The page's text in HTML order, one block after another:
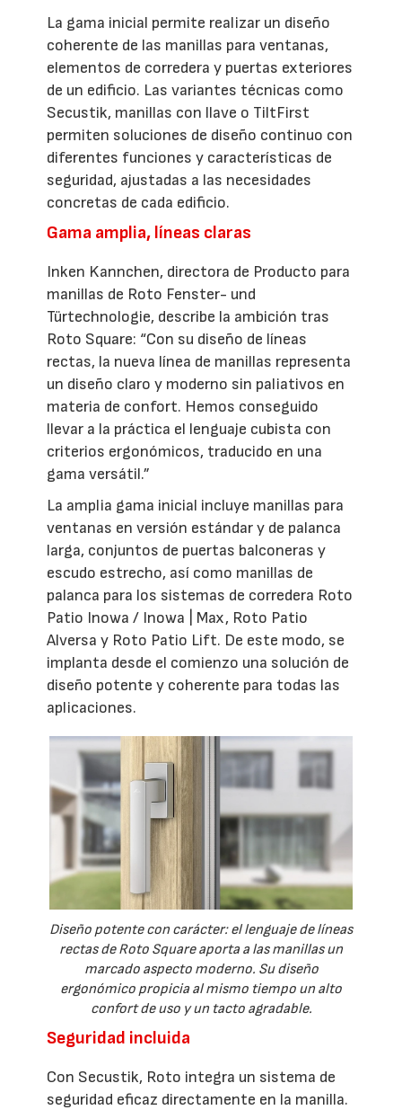
La gama inicial permite realizar un diseño
coherente de las manillas para ventanas,
elementos de corredera y puertas exteriores
de un edificio. Las variantes técnicas como
Secustik, manillas con llave o TiltFirst
permiten soluciones de diseño continuo con
diferentes funciones y características de
seguridad, ajustadas a las necesidades
concretas de cada edificio.
Gama amplia, líneas claras
Inken Kannchen, directora de Producto para
manillas de Roto Fenster- und
Türtechnologie, describe la ambición tras
Roto Square: “Con su diseño de líneas
rectas, la nueva línea de manillas representa
un diseño claro y moderno sin paliativos en
materia de confort. Hemos conseguido
llevar a la práctica el lenguaje cubista con
criterios ergonómicos, traducido en una
gama versátil.”
La amplia gama inicial incluye manillas para
ventanas en versión estándar y de palanca
larga, conjuntos de puertas balconeras y
escudo estrecho, así como manillas de
palanca para los sistemas de corredera Roto
Patio Inowa / Inowa | Max, Roto Patio
Alversa y Roto Patio Lift. De este modo, se
implanta desde el comienzo una solución de
diseño potente y coherente para todas las
aplicaciones.
Diseño potente con carácter: el lenguaje de líneas
rectas de Roto Square aporta a las manillas un
marcado aspecto moderno. Su diseño
ergonómico propicia al mismo tiempo un alto
confort de uso y un tacto agradable.
Seguridad incluida
Con Secustik, Roto integra un sistema de
seguridad eficaz directamente en la manilla.